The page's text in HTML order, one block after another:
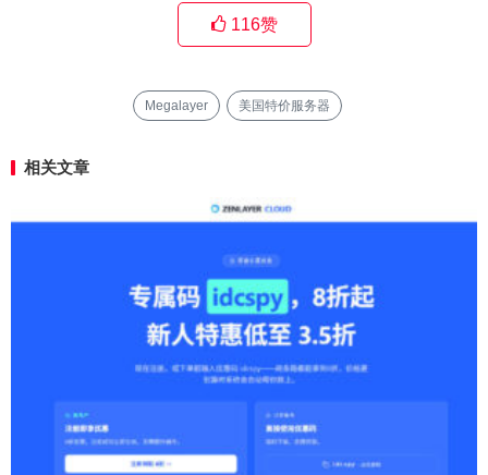
116赞
Megalayer 美国特价服务器
相关文章